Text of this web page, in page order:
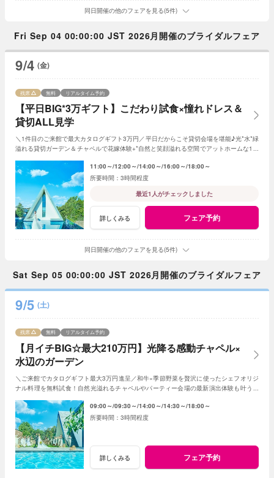
同日開催の他のフェアを見る(5件)
Fri Sep 04 00:00:00 JST 2026月開催のブライダルフェア
9/4 (金)
【平日BIG*3万ギフト】こだわり試食×憧れドレス＆
貸切ALL見学
残席 無料 リアルタイム予約
＼1件目のご来館で最大カタログギフト3万円／平日だからこそ貸切会場を堪能♪光*水*緑
溢れる貸切ガーデン＆チャペルで花嫁体験+*自然と笑顔溢れる空間でアットホームな1日
11:00～ 12:00～ 14:00～ 16:00～ 18:00～
3時間程度
最近1人がチェックしました
詳しくみる フェア予約
同日開催の他のフェアを見る(5件)
Sat Sep 05 00:00:00 JST 2026月開催のブライダルフェア
9/5 (土)
【月イチBIG☆最大210万円】光降る感動チャペル×
水辺のガーデン
残席 無料 リアルタイム予約
＼ご来館でカタログギフト最大3万円進呈／和牛×季節野菜を贅沢に使ったシェフオリジ
ナル料理を無料試食！自然光溢れるチャペルやパーティー会場の最新演出体験も叶う！
09:00～ 09:30～ 14:00～ 14:30～ 18:00～
3時間程度
詳しくみる フェア予約